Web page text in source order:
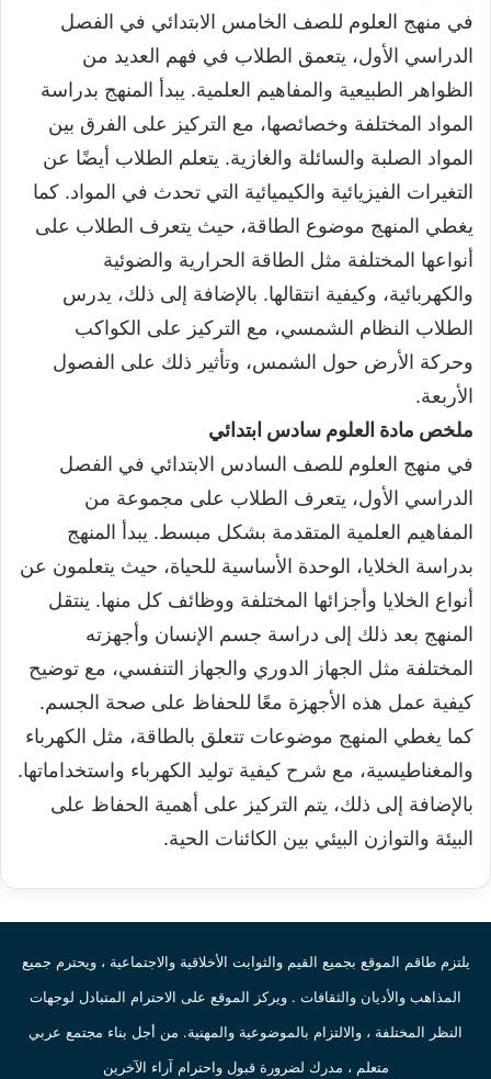
في منهج العلوم للصف الخامس الابتدائي في الفصل
الدراسي الأول، يتعمق الطلاب في فهم العديد من
الظواهر الطبيعية والمفاهيم العلمية. يبدأ المنهج بدراسة
المواد المختلفة وخصائصها، مع التركيز على الفرق بين
المواد الصلبة والسائلة والغازية. يتعلم الطلاب أيضًا عن
التغيرات الفيزيائية والكيميائية التي تحدث في المواد. كما
يغطي المنهج موضوع الطاقة، حيث يتعرف الطلاب على
أنواعها المختلفة مثل الطاقة الحرارية والضوئية
والكهربائية، وكيفية انتقالها. بالإضافة إلى ذلك، يدرس
الطلاب النظام الشمسي، مع التركيز على الكواكب
وحركة الأرض حول الشمس، وتأثير ذلك على الفصول
الأربعة.
ملخص مادة العلوم سادس ابتدائي
في منهج العلوم للصف السادس الابتدائي في الفصل
الدراسي الأول، يتعرف الطلاب على مجموعة من
المفاهيم العلمية المتقدمة بشكل مبسط. يبدأ المنهج
بدراسة الخلايا، الوحدة الأساسية للحياة، حيث يتعلمون عن
أنواع الخلايا وأجزائها المختلفة ووظائف كل منها. ينتقل
المنهج بعد ذلك إلى دراسة جسم الإنسان وأجهزته
المختلفة مثل الجهاز الدوري والجهاز التنفسي، مع توضيح
كيفية عمل هذه الأجهزة معًا للحفاظ على صحة الجسم.
كما يغطي المنهج موضوعات تتعلق بالطاقة، مثل الكهرباء
والمغناطيسية، مع شرح كيفية توليد الكهرباء واستخداماتها.
بالإضافة إلى ذلك، يتم التركيز على أهمية الحفاظ على
البيئة والتوازن البيئي بين الكائنات الحية.
يلتزم طاقم الموقع بجميع القيم والثوابت الأخلاقية والاجتماعية ، ويحترم جميع
المذاهب والأديان والثقافات . ويركز الموقع على الاحترام المتبادل لوجهات
النظر المختلفة ، والالتزام بالموضوعية والمهنية. من أجل بناء مجتمع عربي
متعلم ، مدرك لضرورة قبول واحترام آراء الآخرين